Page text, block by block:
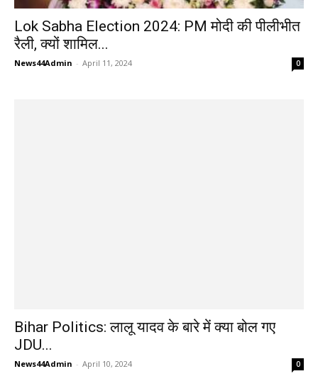
Lok Sabha Election 2024: PM मोदी की पीलीभीत
रैली, क्यों शामिल...
News44Admin - April 11, 2024 0
Bihar Politics: लालू यादव के बारे में क्या बोल गए
JDU...
News44Admin - April 10, 2024 0